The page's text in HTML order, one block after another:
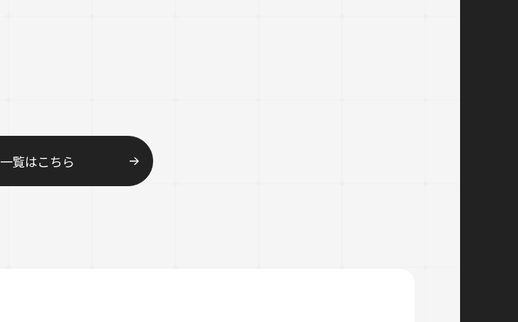
一覧はこちら